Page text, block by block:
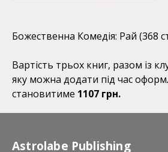
Божественна Комедія: Рай (368
Вартість трьох книг, разом із
яку можна додати під час
становитиме 1107 грн.
Astrolabe Publishing